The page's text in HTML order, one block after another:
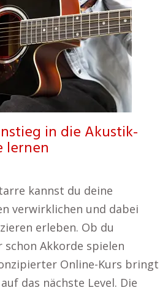
in die Akustik-
lernen
kannst du deine
verwirklichen und dabei
erleben. Ob du
Akkorde spielen
Online-Kurs bringt
das nächste Level. Die